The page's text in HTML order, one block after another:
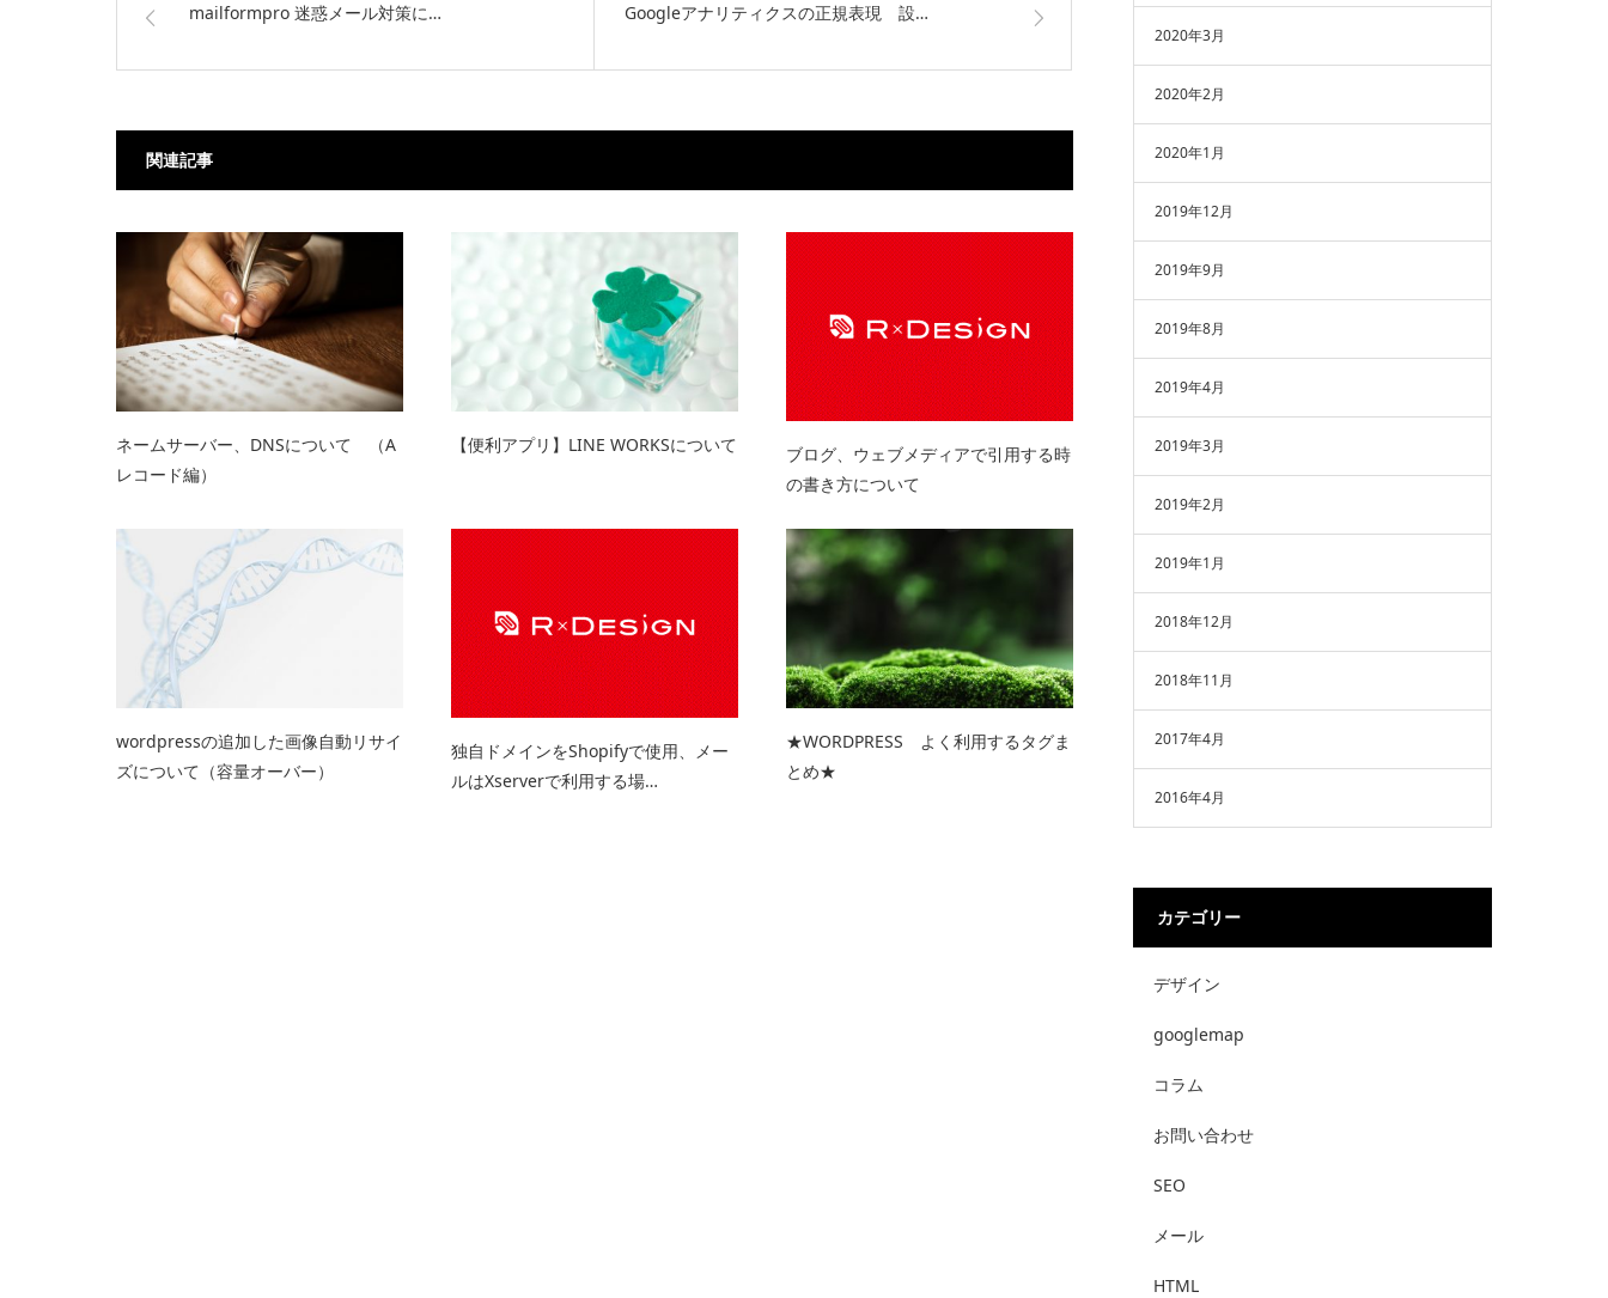
mailformpro 迷惑メール対策に… Googleアナリティクスの正規表現 設…
関連記事
ネームサーバー、DNSについて （A
レコード編）
【便利アプリ】LINE WORKSについて
ブログ、ウェブメディアで引用する時
の書き方について
wordpressの追加した画像自動リサイ
ズについて（容量オーバー）
独自ドメインをShopifyで使用、メー
ルはXserverで利用する場…
★WORDPRESS よく利用するタグま
とめ★
2020年3月
2020年2月
2020年1月
2019年12月
2019年9月
2019年8月
2019年4月
2019年3月
2019年2月
2019年1月
2018年12月
2018年11月
2017年4月
2016年4月
カテゴリー
デザイン
googlemap
コラム
お問い合わせ
SEO
メール
HTML